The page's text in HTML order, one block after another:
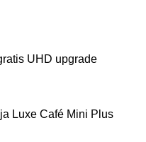
UHD upgrade
Luxe Café Mini Plus